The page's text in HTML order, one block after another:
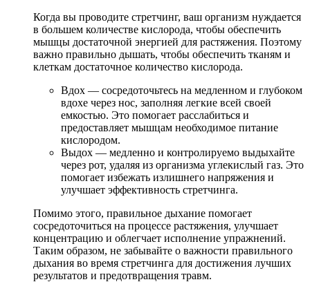
Когда вы проводите стретчинг, ваш организм нуждается
в большем количестве кислорода, чтобы обеспечить
мышцы достаточной энергией для растяжения. Поэтому
важно правильно дышать, чтобы обеспечить тканям и
клеткам достаточное количество кислорода.
Вдох — сосредоточьтесь на медленном и глубоком
вдохе через нос, заполняя легкие всей своей
емкостью. Это помогает расслабиться и
предоставляет мышцам необходимое питание
кислородом.
Выдох — медленно и контролируемо выдыхайте
через рот, удаляя из организма углекислый газ. Это
помогает избежать излишнего напряжения и
улучшает эффективность стретчинга.
Помимо этого, правильное дыхание помогает
сосредоточиться на процессе растяжения, улучшает
концентрацию и облегчает исполнение упражнений.
Таким образом, не забывайте о важности правильного
дыхания во время стретчинга для достижения лучших
результатов и предотвращения травм.